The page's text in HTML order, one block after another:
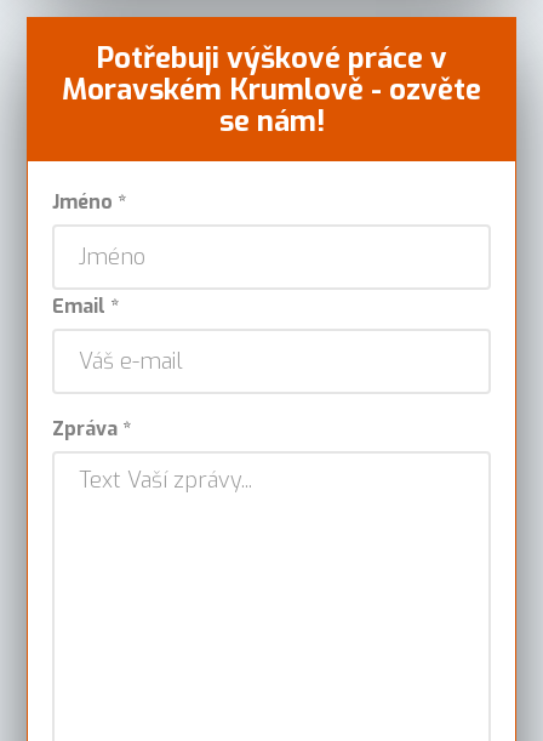
Potřebuji výškové práce v
Moravském Krumlově - ozvěte
se nám!
Jméno *
Email *
Zpráva *